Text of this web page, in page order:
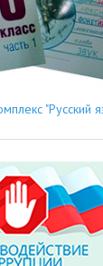
"Русский